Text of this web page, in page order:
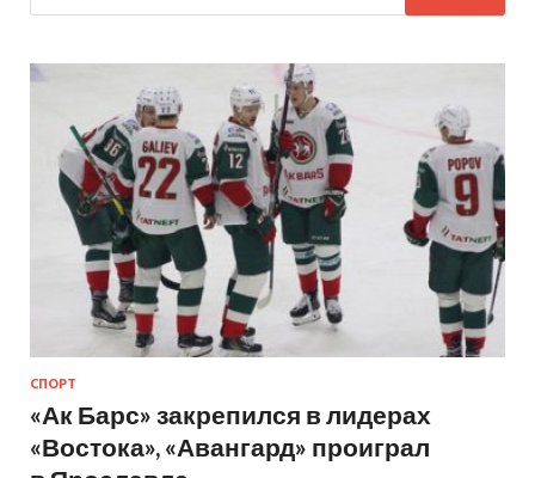
СПОРТ
«Ак Барс» закрепился в лидерах
«Востока», «Авангард» проиграл